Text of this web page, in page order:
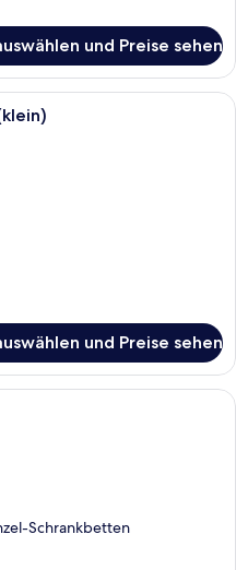
und Preise sehen
Ein Hotelzimmer mit einem großen
und Preise sehen
Ein modernes Hotelzimmer mit Bett,
Schrankbetten